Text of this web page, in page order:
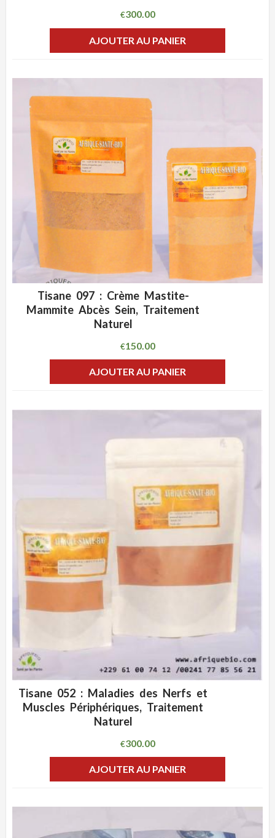
€300.00
AJOUTER AU PANIER
ADD WISHLIST
Tisane 097 : Crème Mastite-
Mammite Abcès Sein, Traitement
Naturel
€150.00
AJOUTER AU PANIER
ADD WISHLIST
Tisane 052 : Maladies des Nerfs et
Muscles Périphériques, Traitement
Naturel
€300.00
AJOUTER AU PANIER